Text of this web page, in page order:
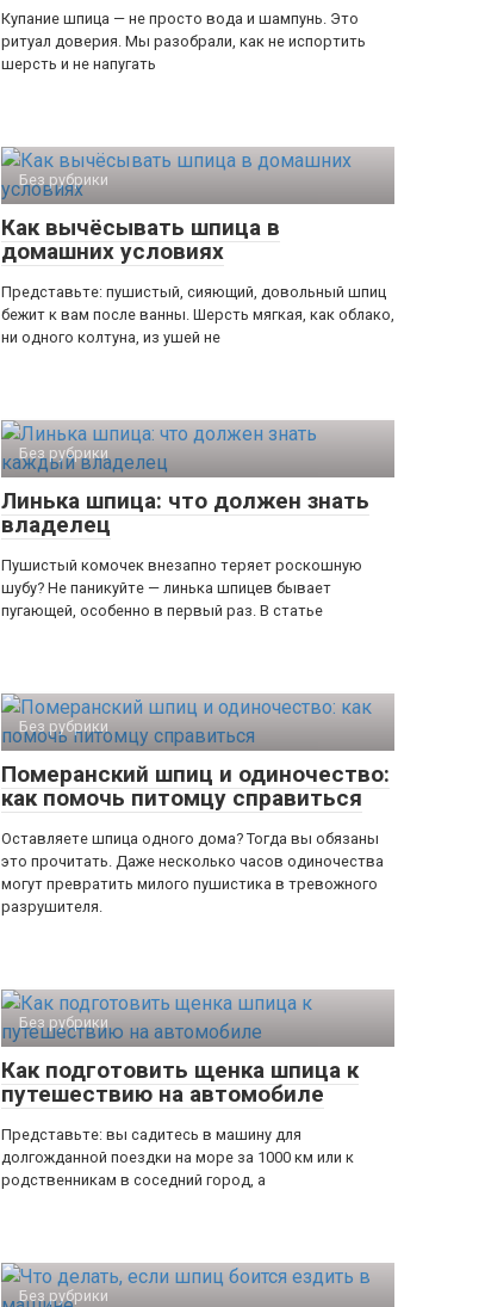
Купание шпица — не просто вода и шампунь. Это
ритуал доверия. Мы разобрали, как не испортить
шерсть и не напугать
Без рубрики
Как вычёсывать шпица в
домашних условиях
Представьте: пушистый, сияющий, довольный шпиц
бежит к вам после ванны. Шерсть мягкая, как облако,
ни одного колтуна, из ушей не
Без рубрики
Линька шпица: что должен знать
владелец
Пушистый комочек внезапно теряет роскошную
шубу? Не паникуйте — линька шпицев бывает
пугающей, особенно в первый раз. В статье
Без рубрики
Померанский шпиц и одиночество:
как помочь питомцу справиться
Оставляете шпица одного дома? Тогда вы обязаны
это прочитать. Даже несколько часов одиночества
могут превратить милого пушистика в тревожного
разрушителя.
Без рубрики
Как подготовить щенка шпица к
путешествию на автомобиле
Представьте: вы садитесь в машину для
долгожданной поездки на море за 1000 км или к
родственникам в соседний город, а
Без рубрики